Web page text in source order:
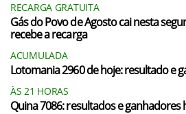
RECARGA GRATUITA
Gás do Povo de Agosto cai nesta
recebe a recarga
ACUMULADA
Lotomania 2960 de hoje: resultado e
ÀS 21 HORAS
Quina 7086: resultados e ganhadores